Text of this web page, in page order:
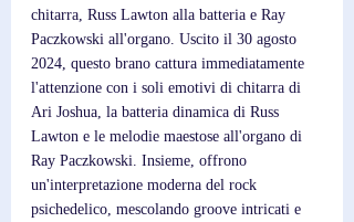
chitarra, Russ Lawton alla batteria e Ray
Paczkowski all'organo. Uscito il 30 agosto
2024, questo brano cattura immediatamente
l'attenzione con i soli emotivi di chitarra di
Ari Joshua, la batteria dinamica di Russ
Lawton e le melodie maestose all'organo di
Ray Paczkowski. Insieme, offrono
un'interpretazione moderna del rock
psichedelico, mescolando groove intricati e